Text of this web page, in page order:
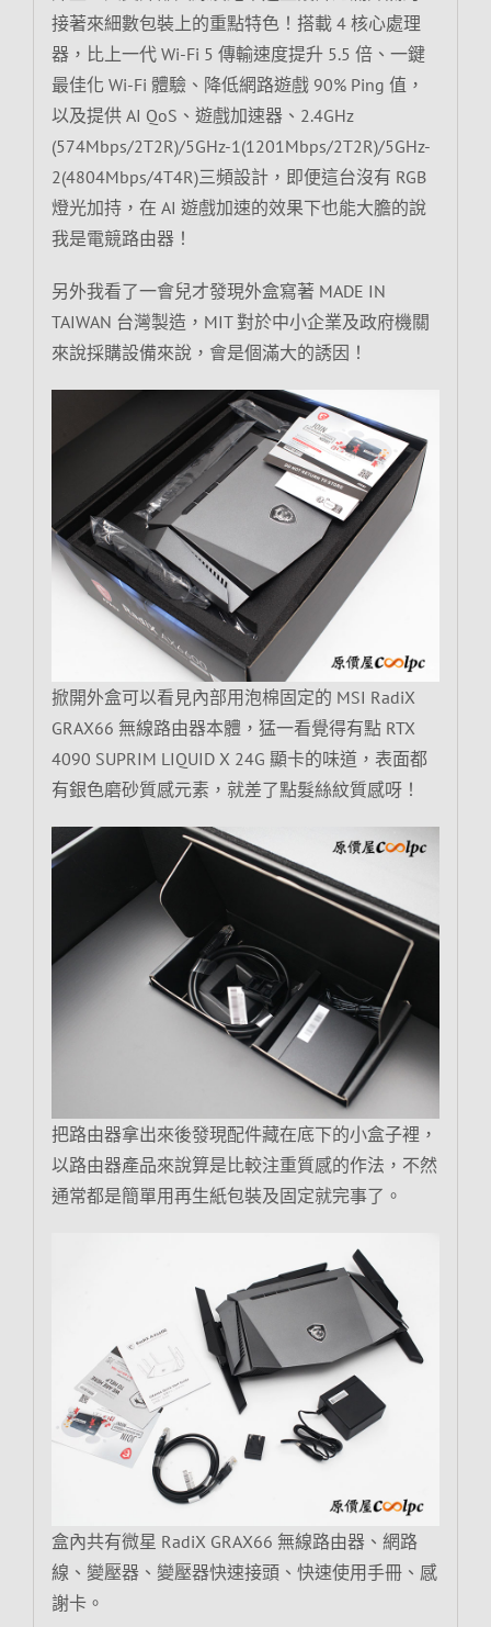
接著來細數包裝上的重點特色！搭載 4 核心處理
器，比上一代 Wi-Fi 5 傳輸速度提升 5.5 倍、一鍵
最佳化 Wi-Fi 體驗、降低網路遊戲 90% Ping 值，
以及提供 AI QoS、遊戲加速器、2.4GHz
(574Mbps/2T2R)/5GHz-1(1201Mbps/2T2R)/5GHz-
2(4804Mbps/4T4R)三頻設計，即便這台沒有 RGB
燈光加持，在 AI 遊戲加速的效果下也能大膽的說
我是電競路由器！
另外我看了一會兒才發現外盒寫著 MADE IN
TAIWAN 台灣製造，MIT 對於中小企業及政府機關
來說採購設備來說，會是個滿大的誘因！
掀開外盒可以看見內部用泡棉固定的 MSI RadiX
GRAX66 無線路由器本體，猛一看覺得有點 RTX
4090 SUPRIM LIQUID X 24G 顯卡的味道，表面都
有銀色磨砂質感元素，就差了點髮絲紋質感呀！
把路由器拿出來後發現配件藏在底下的小盒子裡，
以路由器產品來說算是比較注重質感的作法，不然
通常都是簡單用再生紙包裝及固定就完事了。
盒內共有微星 RadiX GRAX66 無線路由器、網路
線、變壓器、變壓器快速接頭、快速使用手冊、感
謝卡。